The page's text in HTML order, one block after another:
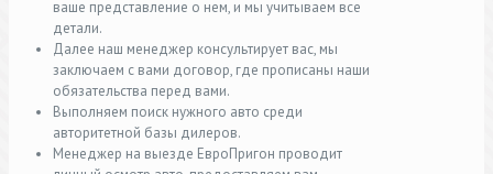
ваше представление о нем, и мы учитываем все
детали.
Далее наш менеджер консультирует вас, мы
заключаем с вами договор, где прописаны наши
обязательства перед вами.
Выполняем поиск нужного авто среди
авторитетной базы дилеров.
Менеджер на выезде ЕвроПригон проводит